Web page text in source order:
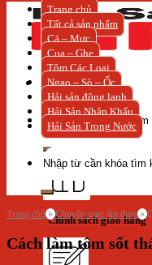
Tìm
kiếm:
Chính sách giao hàng
Trang chủ
Tất cả sản phẩm
Cá – Mực
Cua – Ghẹ
Tôm Các Loại
Ngao – Sò – Ốc
Hải sản đông lạnh
Hải Sản Nhập Khẩu
Hải Sản Trong Nước
Tìm
kiếm:
Trang chủ»Chuyên mục ẩm thực»
Cách làm tôm sốt